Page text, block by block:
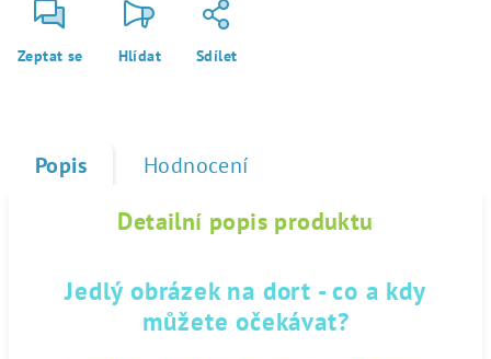
Zeptat se Hlídat Sdílet
Popis Hodnocení
Detailní popis produktu
Jedlý obrázek na dort - co a kdy
můžete očekávat?